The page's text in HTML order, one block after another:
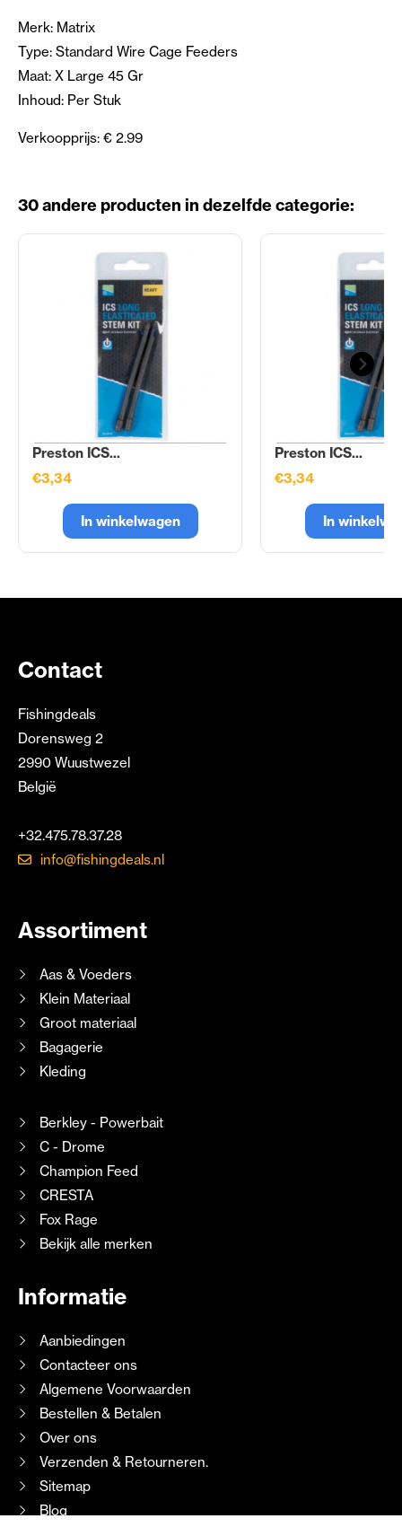
Merk: Matrix
Type: Standard Wire Cage Feeders
Maat: X Large 45 Gr
Inhoud: Per Stuk
Verkoopprijs: € 2.99
30 andere producten in dezelfde categorie:
Preston ICS...
€3,34
In winkelwagen
Preston ICS...
€3,34
In
Contact
Fishingdeals
Dorensweg 2
2990 Wuustwezel
België
+32.475.78.37.28
info@fishingdeals.nl
Assortiment
Aas & Voeders
Klein Materiaal
Groot materiaal
Bagagerie
Kleding
Berkley - Powerbait
C - Drome
Champion Feed
CRESTA
Fox Rage
Bekijk alle merken
Informatie
Aanbiedingen
Contacteer ons
Algemene Voorwaarden
Bestellen & Betalen
Over ons
Verzenden & Retourneren.
Sitemap
Blog